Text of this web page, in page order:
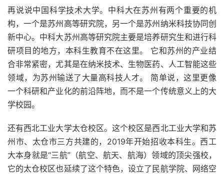
再说说中国科学技术大学。中科大在苏州有两个重要的机
构，一个是苏州高等研究院，另一个是苏州纳米科技协同创
新中心。中科大苏州高等研究院主要是培养研究生和进行科
研项目的地方，本科生教育不在这里。 它和苏州的产业结
合非常紧密，尤其是在纳米技术、生物医药、人工智能这些
领域，为苏州输送了大量高科技人才。 简单说，这里更像
一个科研和产业化的前沿阵地，而不是一个传统意义上的大
学校园。
还有西北工业大学太仓校区。这个校区是西北工业大学和苏
州市、太仓市三方共建的，2019年开始招收本科生。西工
大本身就是“三航”（航空、航天、航海）领域的顶尖强校，
它的太仓校区也延续了这个特色，设立了民航学院、网络空